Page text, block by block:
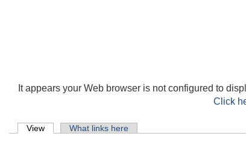
It appears your Web browser is not configured to
Click
Primary tabs
View (active tab)What links here